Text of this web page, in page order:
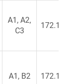
А1, А2,
C3
А1, B2